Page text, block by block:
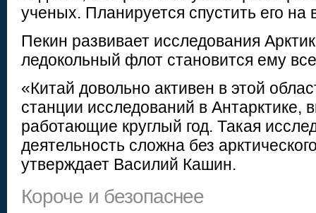
ученых. Планируется спустить его на
Пекин развивает исследования
ледокольный флот становится ему
«Китай довольно активен в этой
станции исследований в Антарктике,
работающие круглый год. Такая
деятельность сложна без
утверждает Василий Кашин.
Короче и безопаснее